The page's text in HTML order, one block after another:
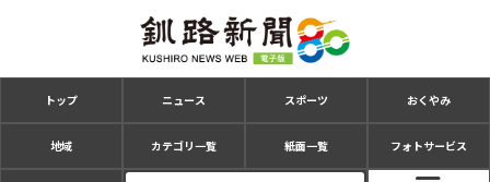
トップ ニュース スポーツ おくやみ
地域 カテゴリ一覧 紙面一覧 フォトサービス